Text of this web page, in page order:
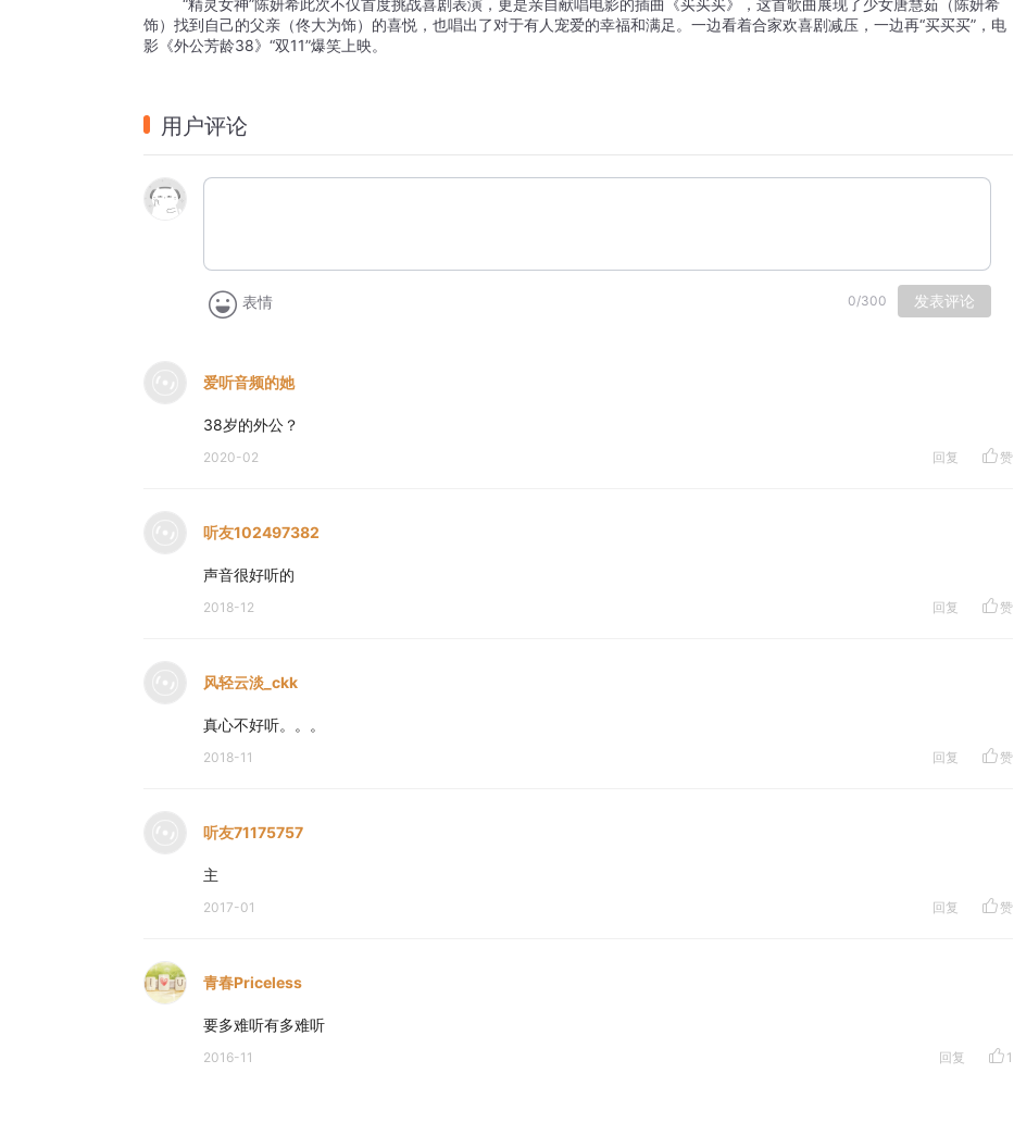
“精灵女神”陈妍希此次不仅首度挑战喜剧表演，更是亲自献唱电影的插曲《买买买》，这首歌曲展现了少女唐慧茹（陈妍希
饰）找到自己的父亲（佟大为饰）的喜悦，也唱出了对于有人宠爱的幸福和满足。一边看着合家欢喜剧减压，一边再“买买买”，电
影《外公芳龄38》“双11”爆笑上映。
用户评论
表情 0/300 发表评论
爱听音频的她
38岁的外公？
2020-02 回复 赞
听友102497382
声音很好听的
2018-12 回复 赞
风轻云淡_ckk
真心不好听。。。
2018-11 回复 赞
听友71175757
主
2017-01 回复 赞
青春Priceless
要多难听有多难听
2016-11 回复 1